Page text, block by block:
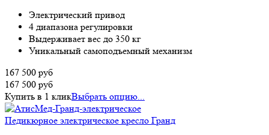
Электрический привод
4 диапазона регулировки
Выдерживает вес до 350 кг
Уникальный самоподъемный механизм
167 500 руб
167 500 руб
Купить в 1 кликВыбрать опцию...
Педикюрное электрическое кресло Гранд